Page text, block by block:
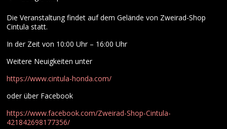
Die Veranstaltung findet auf dem Gelände von Zweirad-Shop
Cintula statt.
In der Zeit von 10:00 Uhr – 16:00 Uhr
Weitere Neuigkeiten unter
https://www.cintula-honda.com/
oder über Facebook
https://www.facebook.com/Zweirad-Shop-Cintula-
421842698177356/